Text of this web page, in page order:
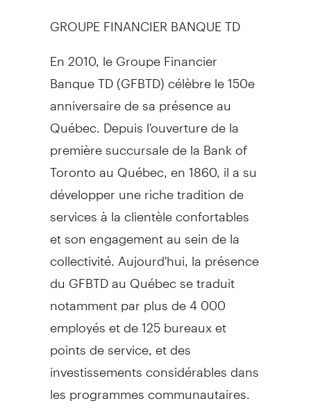
GROUPE FINANCIER BANQUE TD
En 2010, le Groupe Financier
Banque TD (GFBTD) célèbre le 150e
anniversaire de sa présence au
Québec. Depuis l'ouverture de la
première succursale de la Bank of
Toronto au Québec, en 1860, il a su
développer une riche tradition de
services à la clientèle confortables
et son engagement au sein de la
collectivité. Aujourd'hui, la présence
du GFBTD au Québec se traduit
notamment par plus de 4 000
employés et de 125 bureaux et
points de service, et des
investissements considérables dans
les programmes communautaires.